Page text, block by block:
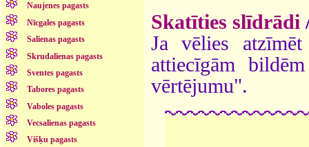
Naujenes pagasts
Nīcgales pagasts
Salienas pagasts
Skrudalienas pagasts
Sventes pagasts
Tabores pagasts
Vaboles pagasts
Vecsalienas pagasts
Višķu pagasts
Skatīties slīdrādi
Ja vēlies
attiecīgām
vērtējumu".